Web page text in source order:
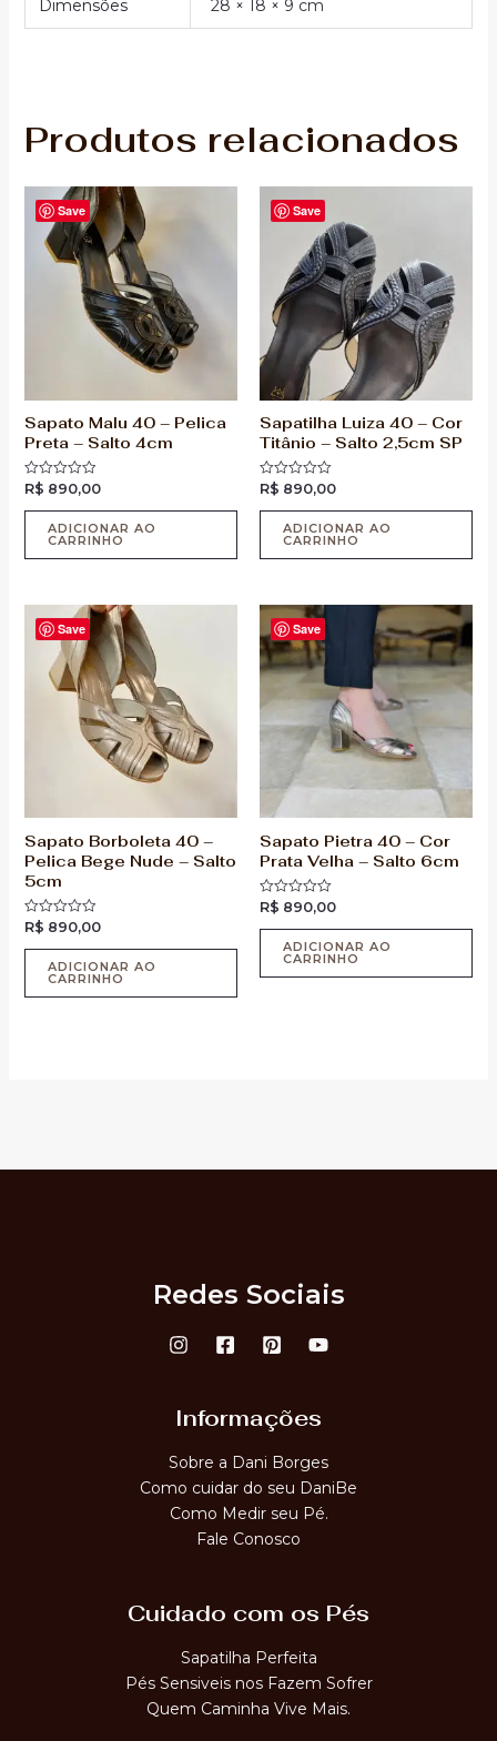
Dimensões 28 × 18 × 9 cm
Produtos relacionados
Save
Sapato Malu 40 – Pelica
Preta – Salto 4cm
Avaliação
de
R$ 890,00
ADICIONAR AO
CARRINHO
Save
Sapatilha Luiza 40 – Cor
Titânio – Salto 2,5cm SP
Avaliação
de
R$ 890,00
ADICIONAR AO
CARRINHO
Save
Sapato Borboleta 40 –
Pelica Bege Nude – Salto
5cm
Avaliação
de
R$ 890,00
ADICIONAR AO
CARRINHO
Save
Sapato Pietra 40 – Cor
Prata Velha – Salto 6cm
Avaliação
de
R$ 890,00
ADICIONAR AO
CARRINHO
Redes Sociais
Informações
Sobre a Dani Borges
Como cuidar do seu DaniBe
Como Medir seu Pé.
Fale Conosco
Cuidado com os Pés
Sapatilha Perfeita
Pés Sensiveis nos Fazem Sofrer
Quem Caminha Vive Mais.